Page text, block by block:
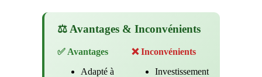
⚖️ Avantages & Inconvénients
✅ Avantages
Adapté à
❌ Inconvénients
Investissement